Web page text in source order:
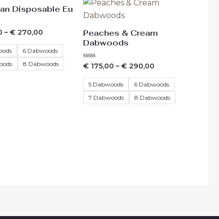
Disposable Eu
– € 270,00
6 Dabwoods
8 Dabwoods
Peaches & Cream
Dabwoods
Waardering
uit
€ 175,00 – € 290,00
5 Dabwoods
6 Dabwoods
7 Dabwoods
8 Dabwoods